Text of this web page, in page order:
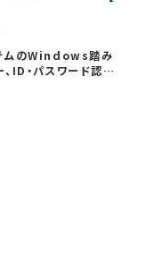
ムのWindows踏み
ID・パスワード認証